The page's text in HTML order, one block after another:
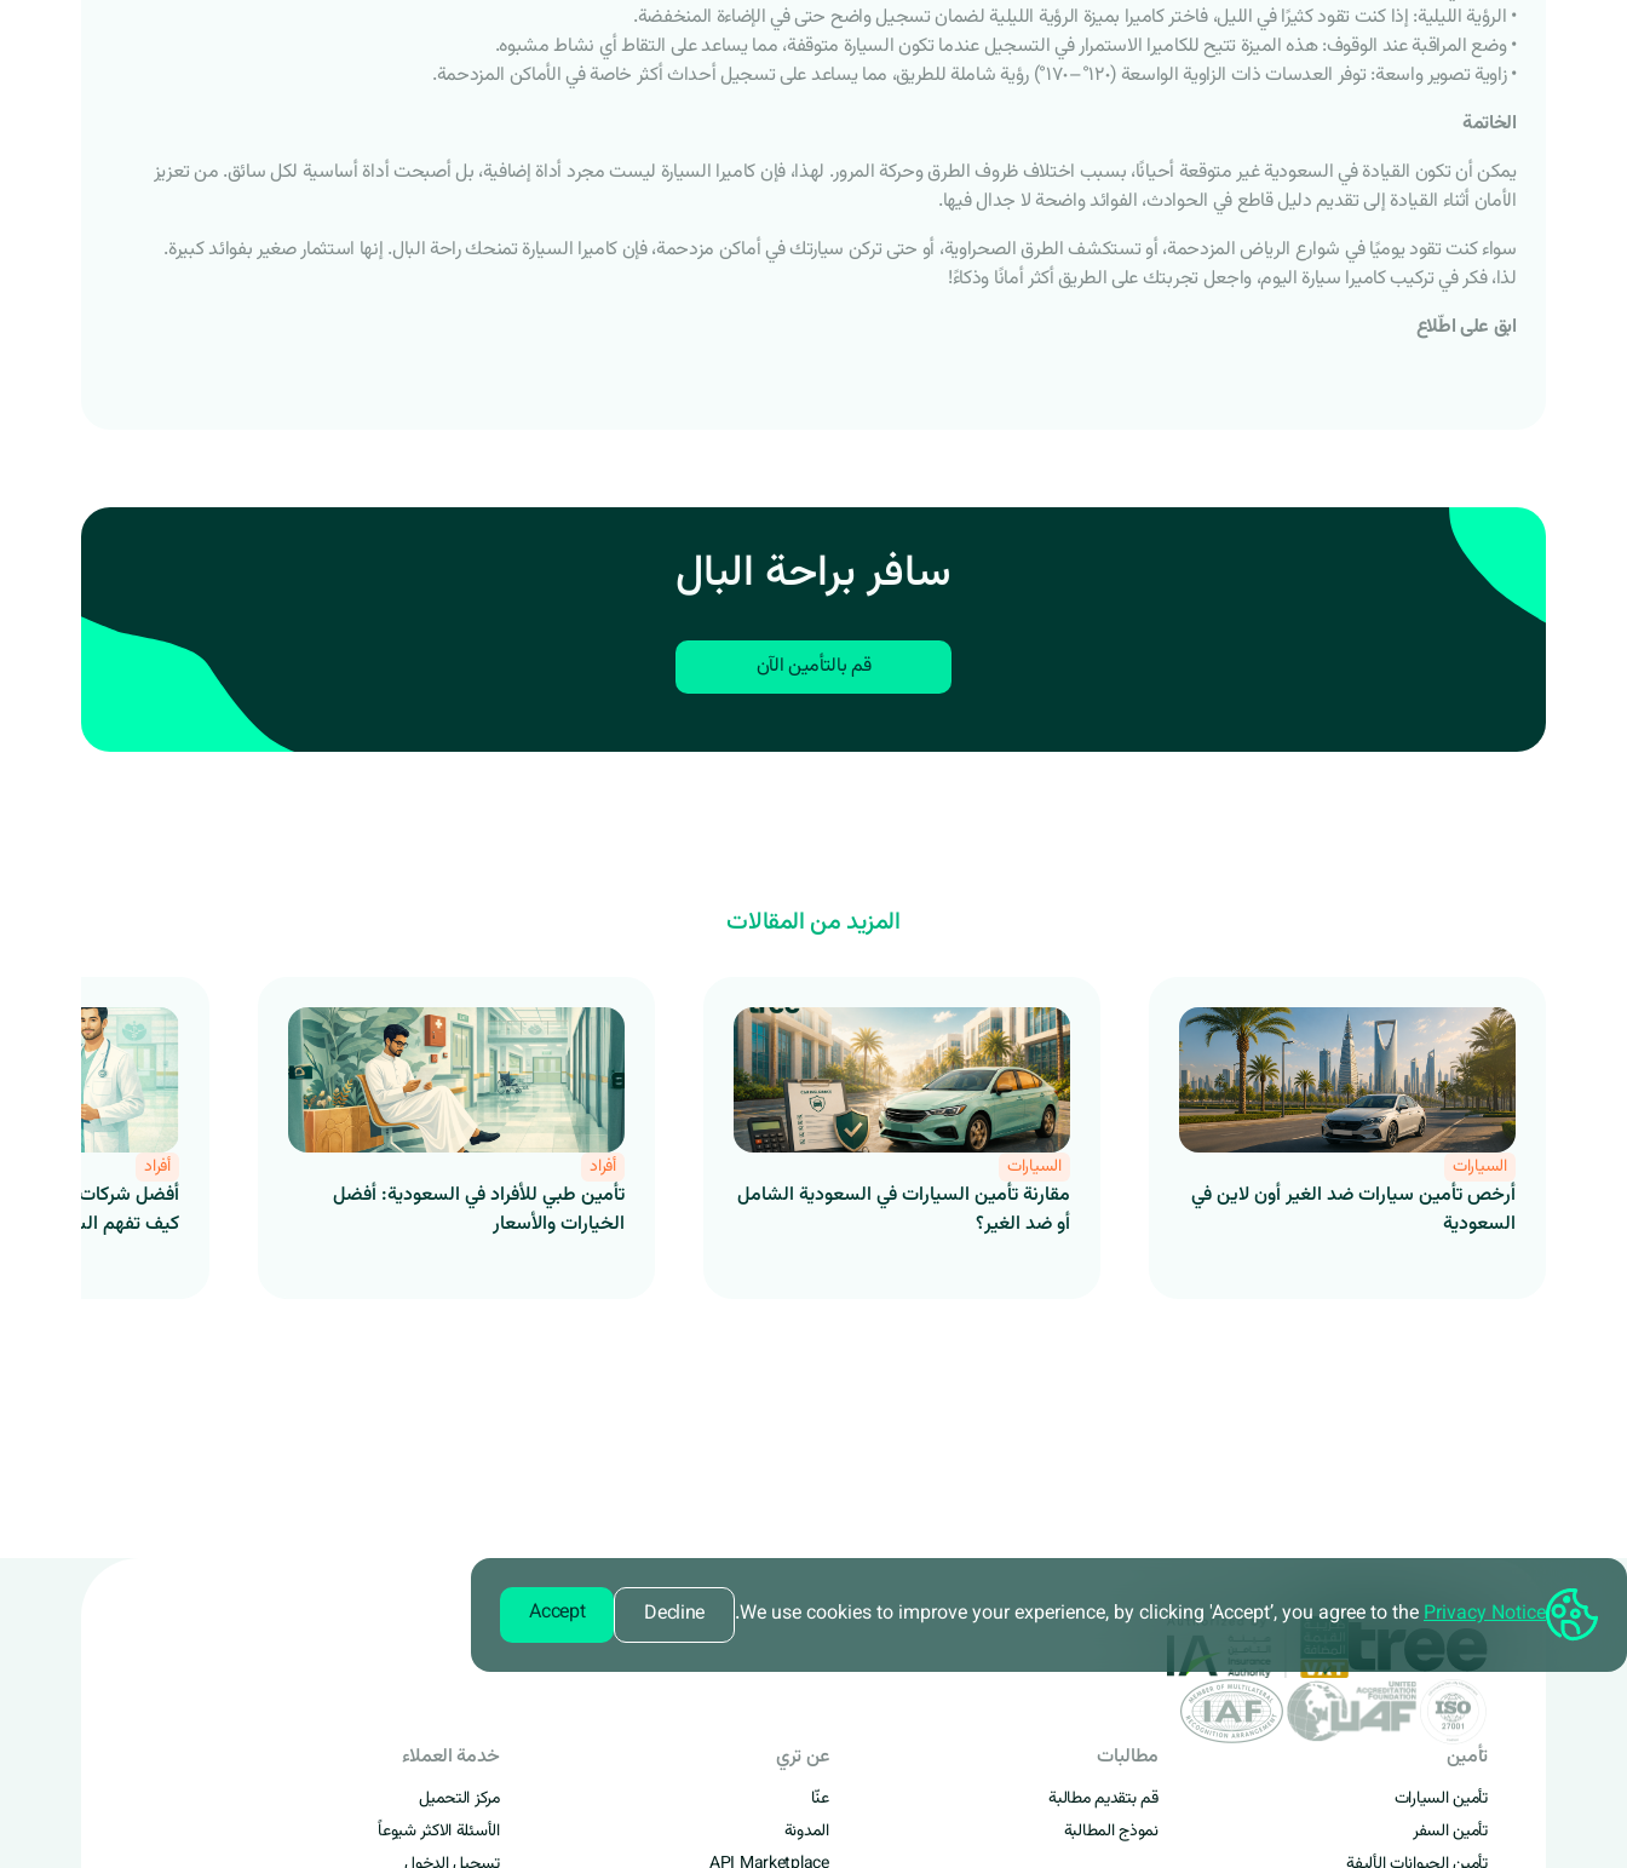
• الرؤية الليلية: إذا كنت تقود كثيرًا في الليل، فاختر كاميرا بميزة الرؤية الليلية لضمان تسجيل واضح حتى في الإضاءة المنخفضة.
• وضع المراقبة عند الوقوف: هذه الميزة تتيح للكاميرا الاستمرار في التسجيل عندما تكون السيارة متوقفة، مما يساعد على التقاط أي نشاط مشبوه.
• زاوية تصوير واسعة: توفر العدسات ذات الزاوية الواسعة (١٢٠°–١٧٠°) رؤية شاملة للطريق، مما يساعد على تسجيل أحداث أكثر خاصة في الأماكن المزدحمة.
الخاتمة
يمكن أن تكون القيادة في السعودية غير متوقعة أحيانًا، بسبب اختلاف ظروف الطرق وحركة المرور. لهذا، فإن كاميرا السيارة ليست مجرد أداة إضافية، بل أصبحت أداة أساسية لكل سائق. من تعزيز
الأمان أثناء القيادة إلى تقديم دليل قاطع في الحوادث، الفوائد واضحة لا جدال فيها.
سواء كنت تقود يوميًا في شوارع الرياض المزدحمة، أو تستكشف الطرق الصحراوية، أو حتى تركن سيارتك في أماكن مزدحمة، فإن كاميرا السيارة تمنحك راحة البال. إنها استثمار صغير بفوائد كبيرة.
لذا، فكر في تركيب كاميرا سيارة اليوم، واجعل تجربتك على الطريق أكثر أمانًا وذكاءً!
ابق على اطّلاع
سافر براحة البال
قم بالتأمين الآن
المزيد من المقالات
السيارات
أرخص تأمين سيارات ضد الغير أون لاين في
السعودية
السيارات
مقارنة تأمين السيارات في السعودية الشامل
أو ضد الغير؟
أفراد
تأمين طبي للأفراد في السعودية: أفضل
الخيارات والأسعار
أفراد
أفضل شركات التأمين
كيف تفهم السوق
تأمين
تأمين السيارات
تأمين السفر
مطالبات
قم بتقديم مطالبة
نموذج المطالبة
عن تري
عنّا
المدونة
خدمة العملاء
مركز التحميل
الأسئلة الاكثر شيوعاً
We use cookies to improve your experience, by clicking 'Accept’, you agree to thePrivacy Notice
.
Decline
Accept